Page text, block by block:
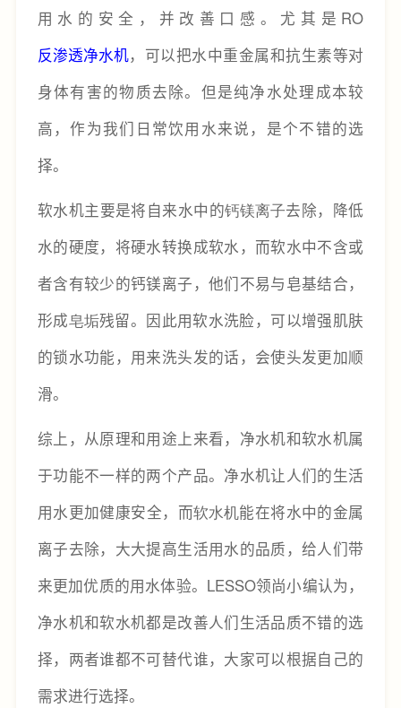
用水的安全，并改善口感。尤其是RO
反渗透净水机，可以把水中重金属和抗生素等对
身体有害的物质去除。但是纯净水处理成本较
高，作为我们日常饮用水来说，是个不错的选
择。
软水机主要是将自来水中的钙镁离子去除，降低
水的硬度，将硬水转换成软水，而软水中不含或
者含有较少的钙镁离子，他们不易与皂基结合，
形成皂垢残留。因此用软水洗脸，可以增强肌肤
的锁水功能，用来洗头发的话，会使头发更加顺
滑。
综上，从原理和用途上来看，净水机和软水机属
于功能不一样的两个产品。净水机让人们的生活
用水更加健康安全，而软水机能在将水中的金属
离子去除，大大提高生活用水的品质，给人们带
来更加优质的用水体验。LESSO领尚小编认为，
净水机和软水机都是改善人们生活品质不错的选
择，两者谁都不可替代谁，大家可以根据自己的
需求进行选择。